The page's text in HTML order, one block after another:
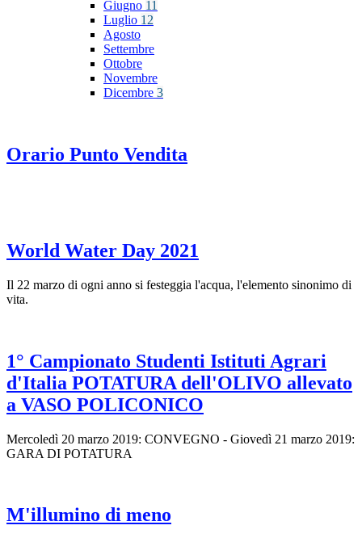
Giugno 11
Luglio 12
Agosto
Settembre
Ottobre
Novembre
Dicembre 3
Orario Punto Vendita
World Water Day 2021
Il 22 marzo di ogni anno si festeggia l'acqua, l'elemento sinonimo di
vita.
1° Campionato Studenti Istituti Agrari
d'Italia POTATURA dell'OLIVO allevato
a VASO POLICONICO
Mercoledì 20 marzo 2019: CONVEGNO - Giovedì 21 marzo 2019:
GARA DI POTATURA
M'illumino di meno